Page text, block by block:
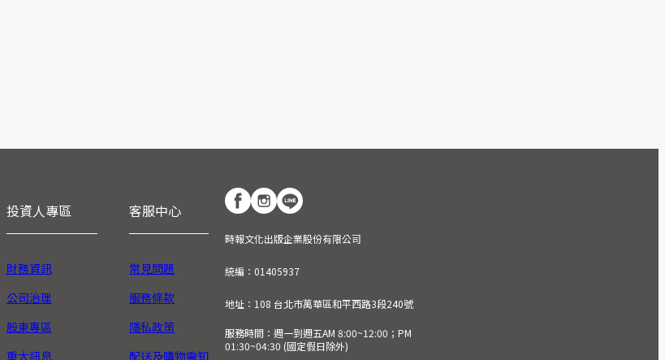
投資人專區
財務資訊
公司治理
股東專區
重大訊息
客服中心
常見問題
服務條款
隱私政策
配送及購物需知
時報文化出版企業股份有限公司
統編：01405937
地址：108 台北市萬華區和平西路3段240號
服務時間：週一到週五AM 8:00~12:00；PM
01:30~04:30 (國定假日除外)